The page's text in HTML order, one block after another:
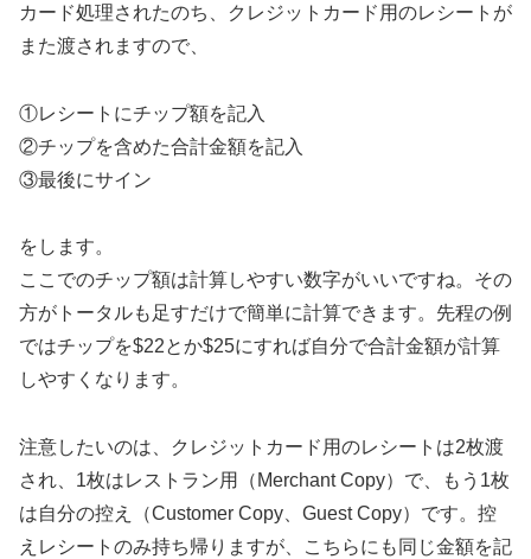
カード処理されたのち、クレジットカード用のレシートが
また渡されますので、
①レシートにチップ額を記入
②チップを含めた合計金額を記入
③最後にサイン
をします。
ここでのチップ額は計算しやすい数字がいいですね。その
方がトータルも足すだけで簡単に計算できます。先程の例
ではチップを$22とか$25にすれば自分で合計金額が計算
しやすくなります。
注意したいのは、クレジットカード用のレシートは2枚渡
され、1枚はレストラン用（Merchant Copy）で、もう1枚
は自分の控え（Customer Copy、Guest Copy）です。控
えレシートのみ持ち帰りますが、こちらにも同じ金額を記